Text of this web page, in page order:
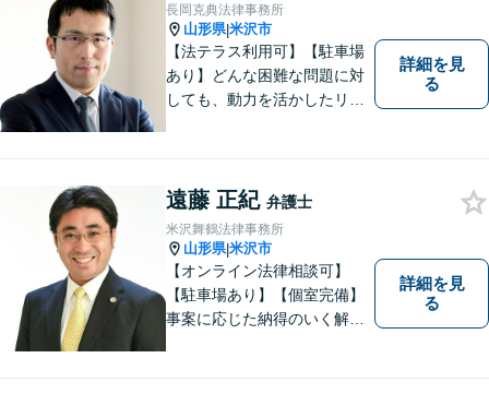
長岡克典法律事務所
山形県|米沢市
【法テラス利用可】【駐車場
あり】どんな困難な問題に対
しても、動力を活かしたリー
るよう努力することで早期解
決を目指します。 お気軽にご
相談ください。
詳細を見
る
遠藤 正紀 弁護士
米沢舞鶴法律事務所
山形県|米沢市
【オンライン法律相談可】
【駐車場あり】【個室完備】
事案に応じた納得のいく解決
詳細を見
る